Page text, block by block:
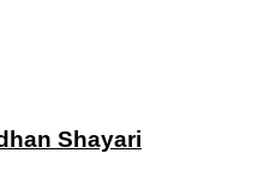
Shayari